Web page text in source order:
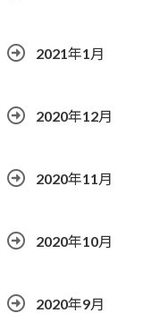
2021年1月
2020年12月
2020年11月
2020年10月
2020年9月